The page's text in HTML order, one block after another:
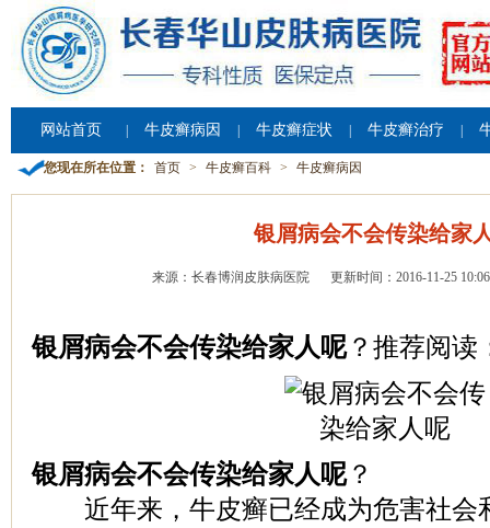
网站首页 牛皮癣病因 牛皮癣症状 牛皮癣治疗
您现在所在位置： 首页 > 牛皮癣百科 > 牛皮癣病因
银屑病会不会传染给家
来源：长春博润皮肤病医院 更新时间：2016-11-25
银屑病会不会传染给家人呢？推荐阅读
银屑病会不会传染给家人呢？
近年来，牛皮癣已经成为危害社会